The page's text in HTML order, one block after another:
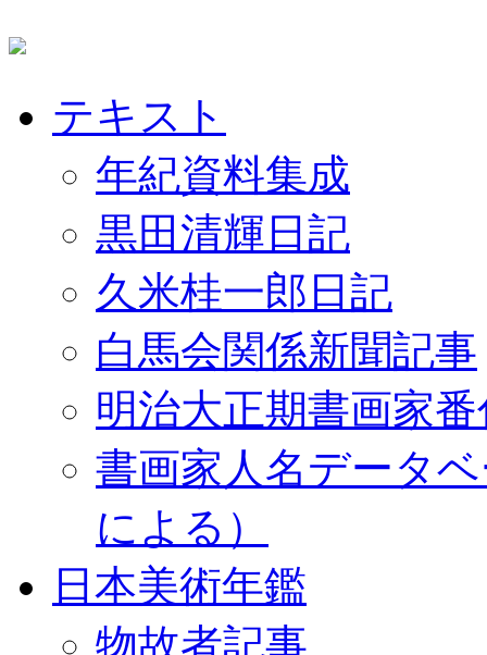
テキスト
年紀資料集成
黒田清輝日記
久米桂一郎日記
白馬会関係新聞記事
明治大正期書画家
書画家人名データ
による）
日本美術年鑑
物故者記事